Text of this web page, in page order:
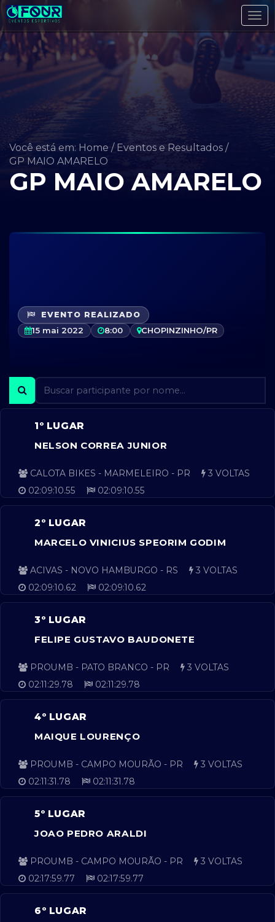
Você está em: Home / Eventos e Resultados /
GP MAIO AMARELO
GP MAIO AMARELO
EVENTO REALIZADO
15 mai 2022 8:00 CHOPINZINHO/PR
1º LUGAR
NELSON CORREA JUNIOR
CALOTA BIKES - MARMELEIRO - PR
3 VOLTAS
02:09:10.55
02:09:10.55
2º LUGAR
MARCELO VINICIUS SPEORIM GODIM
ACIVAS - NOVO HAMBURGO - RS
3 VOLTAS
02:09:10.62
02:09:10.62
3º LUGAR
FELIPE GUSTAVO BAUDONETE
PROUMB - PATO BRANCO - PR
3 VOLTAS
02:11:29.78
02:11:29.78
4º LUGAR
MAIQUE LOURENÇO
PROUMB - CAMPO MOURÃO - PR
3 VOLTAS
02:11:31.78
02:11:31.78
5º LUGAR
JOAO PEDRO ARALDI
PROUMB - CAMPO MOURÃO - PR
3 VOLTAS
02:17:59.77
02:17:59.77
6º LUGAR